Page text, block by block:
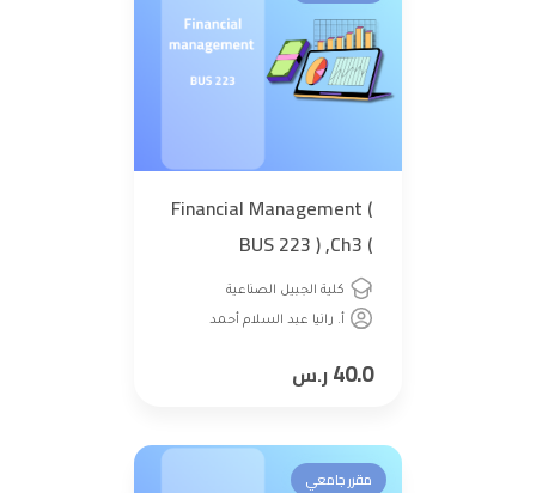
Financial Management (
BUS 223 ) ,Ch3 (
Accounting and Financing
)
كلية الجبيل الصناعية
أ. رانيا عبد السلام أحمد
40.0ر.س
مقرر جامعي